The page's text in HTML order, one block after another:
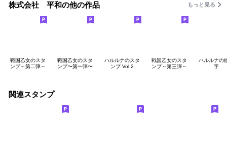
株式会社 平和の他の作品 もっと見る
戦国乙女のスタ
ンプ～第二弾～
戦国乙女のスタ
ンプ〜第一弾〜
ハルルナのスタ
ンプ Vol.2
戦国乙女のスタ
ンプ～第三弾～
ハルルナの
字
関連スタンプ